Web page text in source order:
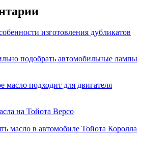
изготовления дубликатов
подобрать автомобильные лампы
масло подходит для двигателя
на Тойота Версо
масло в автомобиле Тойота Королла